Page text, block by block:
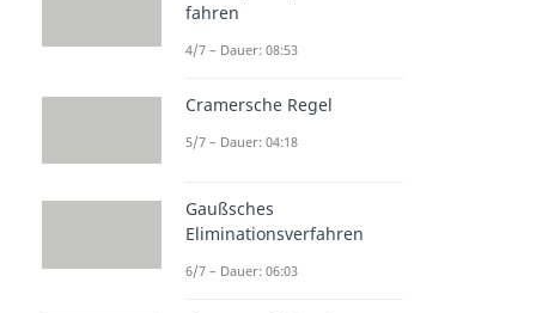
fahren
4/7 – Dauer: 08:53
Cramersche Regel
5/7 – Dauer: 04:18
Gaußsches
Eliminationsverfahren
6/7 – Dauer: 06:03